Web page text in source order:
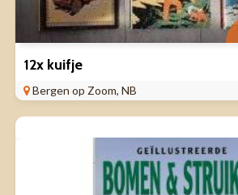
12x kuifje
Bergen op Zoom, NB